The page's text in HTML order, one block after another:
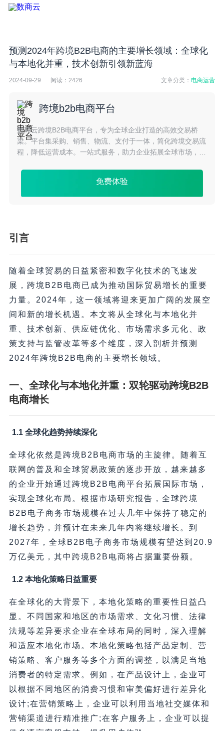
预测2024年跨境B2B电商的主要增长领域：全球化
与本地化并重，技术创新引领新蓝海
2024-09-29 阅读： 2426 文章分类：电商运营
跨境b2b电商平台
数商云跨境B2B电商平台，专为全球企业打造的高效交易桥
梁。平台集采购、销售、物流、支付于一体，简化跨境交易流
程，降低运营成本。一站式服务，助力企业拓展全球市场，实
免费体验
引言
随着全球贸易的日益紧密和数字化技术的飞速发
展，跨境B2B电商已成为推动国际贸易增长的重要
力量。2024年，这一领域将迎来更加广阔的发展空
间和新的增长机遇。本文将从全球化与本地化并
重、技术创新、供应链优化、市场需求多元化、政
策支持与监管改革等多个维度，深入剖析并预测
2024年跨境B2B电商的主要增长领域。
一、全球化与本地化并重：双轮驱动跨境B2B
电商增长
1.1 全球化趋势持续深化
全球化依然是跨境B2B电商市场的主旋律。随着互
联网的普及和全球贸易政策的逐步开放，越来越多
的企业开始通过跨境B2B电商平台拓展国际市场，
实现全球化布局。根据市场研究报告，全球跨境
B2B电子商务市场规模在过去几年中保持了稳定的
增长趋势，并预计在未来几年内将继续增长。到
2027年，全球B2B电子商务市场规模有望达到20.9
万亿美元，其中跨境B2B电商将占据重要份额。
1.2 本地化策略日益重要
在全球化的大背景下，本地化策略的重要性日益凸
显。不同国家和地区的市场需求、文化习惯、法律
法规等差异要求企业在全球布局的同时，深入理解
和适应本地化市场。本地化策略包括产品定制、营
销策略、客户服务等多个方面的调整，以满足当地
消费者的特定需求。例如，在产品设计上，企业可
以根据不同地区的消费习惯和审美偏好进行差异化
设计;在营销策略上，企业可以利用当地社交媒体和
营销渠道进行精准推广;在客户服务上，企业可以提